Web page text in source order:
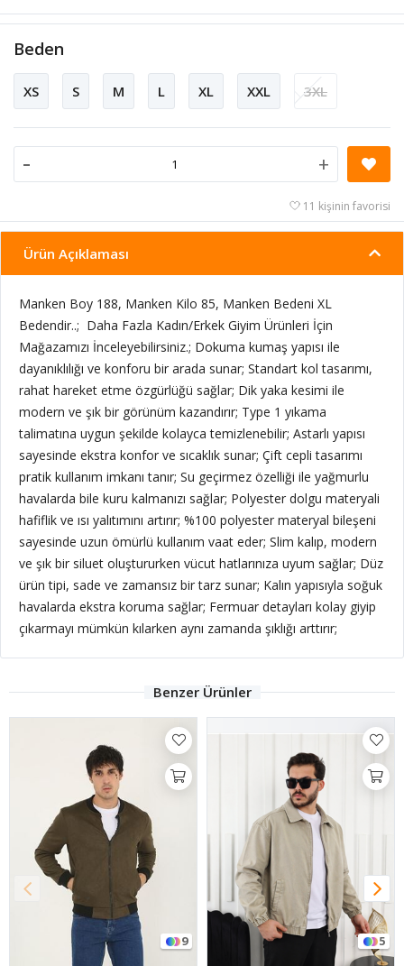
Beden
XS S M L XL XXL 3XL
- +
11 kişinin favorisi
Ürün Açıklaması
Manken Boy 188, Manken Kilo 85, Manken Bedeni XL
Bedendir..; Daha Fazla Kadın/Erkek Giyim Ürünleri İçin
Mağazamızı İnceleyebilirsiniz.; Dokuma kumaş yapısı ile
dayanıklılığı ve konforu bir arada sunar; Standart kol tasarımı,
rahat hareket etme özgürlüğü sağlar; Dik yaka kesimi ile
modern ve şık bir görünüm kazandırır; Type 1 yıkama
talimatına uygun şekilde kolayca temizlenebilir; Astarlı yapısı
sayesinde ekstra konfor ve sıcaklık sunar; Çift cepli tasarımı
pratik kullanım imkanı tanır; Su geçirmez özelliği ile yağmurlu
havalarda bile kuru kalmanızı sağlar; Polyester dolgu materyali
hafiflik ve ısı yalıtımını artırır; %100 polyester materyal bileşeni
sayesinde uzun ömürlü kullanım vaat eder; Slim kalıp, modern
ve şık bir siluet oluştururken vücut hatlarınıza uyum sağlar; Düz
ürün tipi, sade ve zamansız bir tarz sunar; Kalın yapısıyla soğuk
havalarda ekstra koruma sağlar; Fermuar detayları kolay giyip
çıkarmayı mümkün kılarken aynı zamanda şıklığı arttırır;
Benzer Ürünler
9 5